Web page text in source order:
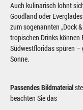
Auch kulinarisch lohnt
Goodland oder
zum sogenannten „Dock
tropischen Drinks können
Südwestfloridas spüren
Sonne.
Passendes Bildmaterial
beachten Sie das